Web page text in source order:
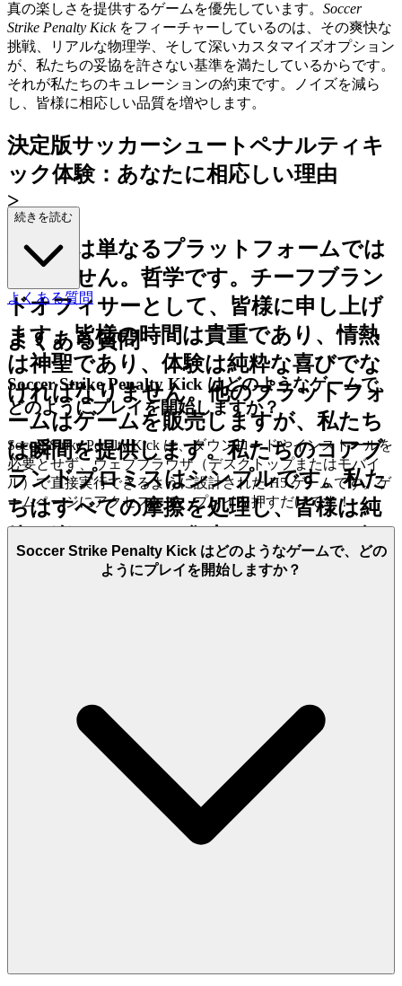
真の楽しさを提供するゲームを優先しています。 Soccer
Strike Penalty Kickをフィーチャーしているのは、その爽快な
挑戦、リアルな物理学、そして深いカスタマイズオプション
が、私たちの妥協を許さない基準を満たしているからです。
それが私たちのキュレーションの約束です。ノイズを減ら
し、皆様に相応しい品質を増やします。
決定版サッカーシュートペナルティキ
ック体験：あなたに相応しい理由
>
私たちは単なるプラットフォームでは
ありません。哲学です。チーフブラン
ドオフィサーとして、皆様に申し上げ
ます。皆様の時間は貴重であり、情熱
は神聖であり、体験は純粋な喜びでな
ければなりません。他のプラットフォ
ームはゲームを販売しますが、私たち
は瞬間を提供します。私たちのコアブ
ランドプロミスはシンプルです。私た
ちはすべての摩擦を処理し、皆様は純
粋に楽しむことに集中できます。
ンロード、インストール、隠れたコス
す。私たちのプラットフォームで
Soccer Strike Penalty Kick
をプレイする
ことは、単なる選択ではありません。
それは、最高で、最も敬意があり、最
も即時性のあるゲーム体験を求めてい
るという宣言です。
続きを読む
よくある質問
よくある質問
Soccer Strike Penalty Kick はどのようなゲームで、
どのようにプレイを開始しますか？
Soccer Strike Penalty Kick は、ダウンロードやインストールを
必要とせず、ウェブブラウザ（デスクトップまたはモバイ
ル）で直接実行できるように設計された H5 ゲームです。ゲ
ームページにアクセスして、プレイを押すだけです！
Soccer Strike Penalty Kick はどのようなゲームで、どの
ようにプレイを開始しますか？